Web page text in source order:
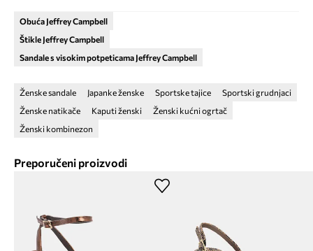
Obuća Jeffrey Campbell
Štikle Jeffrey Campbell
Sandale s visokim potpeticama Jeffrey Campbell
Ženske sandale Japanke ženske Sportske tajice
Sportski grudnjaci
Ženske natikače
Kaputi ženski
Ženski kućni ogrtač
Ženski kombinezon
Preporučeni proizvodi